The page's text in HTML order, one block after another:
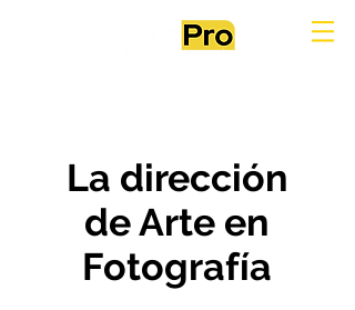
La dirección
de Arte en
Fotografía